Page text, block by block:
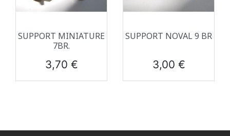
SUPPORT MINIATURE
7BR.
Prix
3,70 €
SUPPORT NOVAL 9 BR
Prix
3,00 €